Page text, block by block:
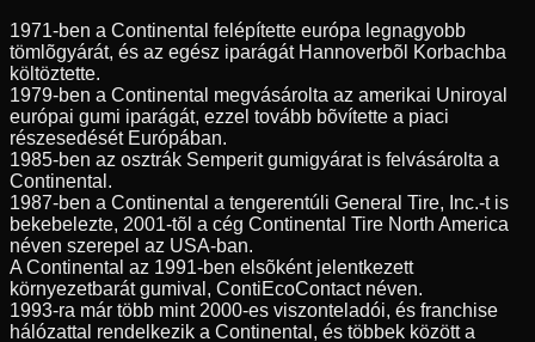
1971-ben a Continental felépítette európa legnagyobb
tömlõgyárát, és az egész iparágát Hannoverbõl Korbachba
költöztette.
1979-ben a Continental megvásárolta az amerikai Uniroyal
európai gumi iparágát, ezzel tovább bõvítette a piaci
részesedését Európában.
1985-ben az osztrák Semperit gumigyárat is felvásárolta a
Continental.
1987-ben a Continental a tengerentúli General Tire, Inc.-t is
bekebelezte, 2001-tõl a cég Continental Tire North America
néven szerepel az USA-ban.
A Continental az 1991-ben elsõként jelentkezett
környezetbarát gumival, ContiEcoContact néven.
1993-ra már több mint 2000-es viszonteladói, és franchise
hálózattal rendelkezik a Continental, és többek között a